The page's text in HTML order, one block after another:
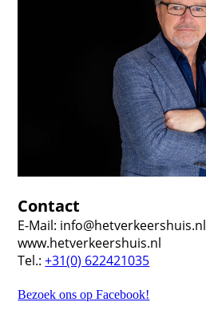
Contact
E-Mail: info@hetverkeershuis.nl
www.hetverkeershuis.nl
Tel.:+31(0) 622421035
Bezoek ons op Facebook!